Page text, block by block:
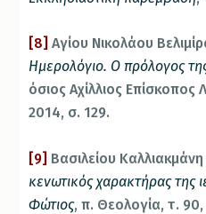
[8] Αγίου Νικολάου
Ημερολόγιο. Ο πρόλογος
όσιος Αχίλλιος
2014, σ. 129.
[9] Βασιλείου
κενωτικός χαρακτήρας της
Φώτιος, π. Θεολογία, τ. 90,